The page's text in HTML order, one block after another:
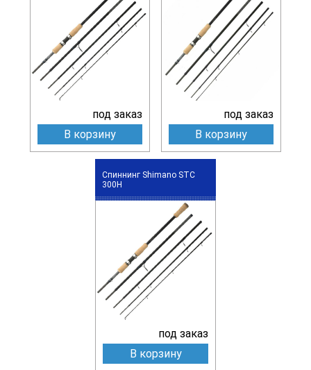
под заказ
В корзину
под заказ
В корзину
Спиннинг Shimano STC
300H
под заказ
В корзину